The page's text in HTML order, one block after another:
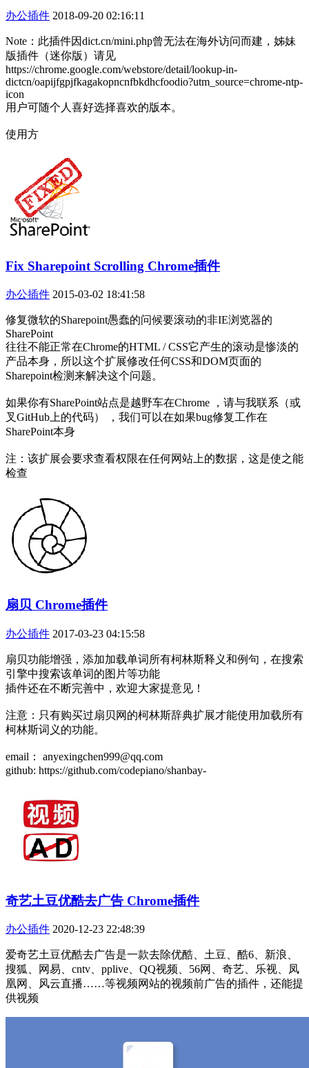
办公插件 2018-09-20 02:16:11
Note：此插件因dict.cn/mini.php曾无法在海外访问而建，姊妹
版插件（迷你版）请见
https://chrome.google.com/webstore/detail/lookup-in-
dictcn/oapijfgpjfkagakopncnfbkdhcfoodio?utm_source=chrome-ntp-
icon
用户可随个人喜好选择喜欢的版本。
使用方
Fix Sharepoint Scrolling Chrome插件
办公插件 2015-03-02 18:41:58
修复微软的Sharepoint愚蠢的问候要滚动的非IE浏览器的
SharePoint
往往不能正常在Chrome的HTML / CSS它产生的滚动是惨淡的
产品本身，所以这个扩展修改任何CSS和DOM页面的
Sharepoint检测来解决这个问题。
如果你有SharePoint站点是越野车在Chrome ，请与我联系（或
叉GitHub上的代码） ，我们可以在如果bug修复工作在
SharePoint本身
注：该扩展会要求查看权限在任何网站上的数据，这是使之能
检查
扇贝 Chrome插件
办公插件 2017-03-23 04:15:58
扇贝功能增强，添加加载单词所有柯林斯释义和例句，在搜索
引擎中搜索该单词的图片等功能
插件还在不断完善中，欢迎大家提意见！
注意：只有购买过扇贝网的柯林斯辞典扩展才能使用加载所有
柯林斯词义的功能。
email： anyexingchen999@qq.com
github: https://github.com/codepiano/shanbay-
奇艺土豆优酷去广告 Chrome插件
办公插件 2020-12-23 22:48:39
爱奇艺土豆优酷去广告是一款去除优酷、土豆、酷6、新浪、
搜狐、网易、cntv、pplive、QQ视频、56网、奇艺、乐视、凤
凰网、风云直播……等视频网站的视频前广告的插件，还能提
供视频